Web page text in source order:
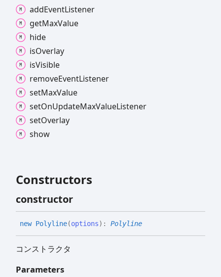
addEventListener
getMaxValue
hide
isOverlay
isVisible
removeEventListener
setMaxValue
setOnUpdateMaxValueListener
setOverlay
show
Constructors
constructor
new Polyline(options) : Polyline
コンストラクタ
Parameters